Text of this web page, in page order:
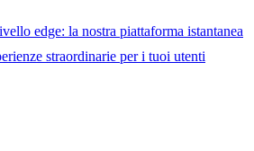
edge: la nostra piattaforma istantanea
straordinarie per i tuoi utenti